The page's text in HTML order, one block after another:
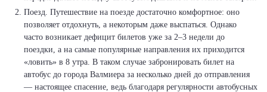
Поезд. Путешествие на поезде достаточно комфортное: оно
позволяет отдохнуть, а некоторым даже выспаться. Однако
часто возникает дефицит билетов уже за 2–3 недели до
поездки, а на самые популярные направления их приходится
«ловить» в 8 утра. В таком случае забронировать билет на
автобус до города Валмиера за несколько дней до отправления
— настоящее спасение, ведь благодаря регулярности автобусных